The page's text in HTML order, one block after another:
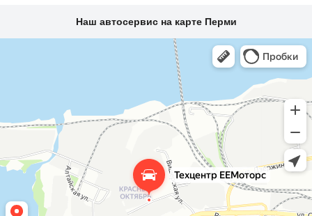
Наш автосервис на карте Перми